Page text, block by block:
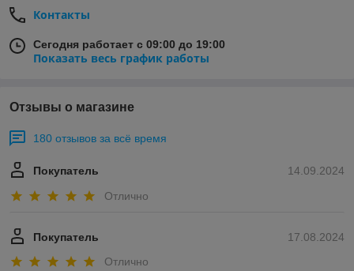
Контакты
Сегодня работает с 09:00 до 19:00
Показать весь график работы
Отзывы о магазине
180 отзывов за всё время
14.09.2024
Покупатель
Отлично
17.08.2024
Покупатель
Отлично